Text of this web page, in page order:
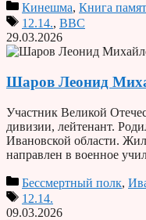
Кинешма, Книга
12.14., ВВС
29.03.2026
Шаров Леонид
Участник Великой
дивизии, лейтенант.
Ивановской области.
направлен в военное
Бессмертный полк,
12.14.
09.03.2026